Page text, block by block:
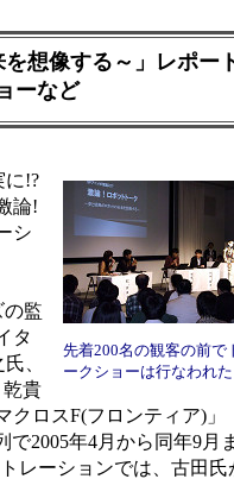
想像する～」レポー
ーなど
先着200名の観客の前で
ークショーは行なわれた
に!?
論!
シ
監
タ
、
貴
ロスF(フロンティア)」
で2005年4月から同年9月
レーションでは、古田氏